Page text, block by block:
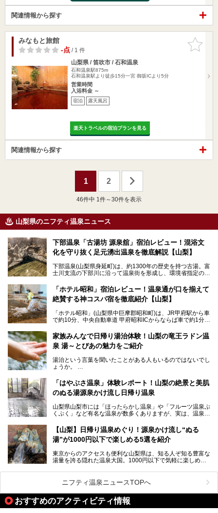
関連情報から探す
お気に入
りに追加
みなもと旅館
-点/ 1 件
山梨県 / 笛吹市 / 石和温泉
石和温泉駅875m
石和温泉駅より徒歩15分一宮 御坂ICより5分
営業時間
入浴料金 ～
宿泊 露天風呂
楽天トラベルの宿泊プランを見る
関連情報から探す
1 2
46件中 1件～30件を表示
山梨県のニフティ温泉ニュース
下部温泉「古湯坊 源泉舘」宿泊レビュー！混浴文
化を守り抜く足元湧出温泉を徹底解説【山梨】
下部温泉(山梨県身延町)は、約1300年の歴史を持つ古湯。富
士川支流の下部川に沿って温泉街を形成し、環境省指定の国
中でも「古湯坊 源泉舘」は、戦国時代に武田信玄公も療養
したと伝えられる名湯の宿。最大の特徴は、令和の現代にお
いても混浴文化が守られ、老若男女の分け隔て一切無く温泉
向にありますが、「古湯坊 源泉舘」では本来あるべき混浴
の姿が保たれている点に注目すべきでしょう。
今回は足元湧出の混浴温泉である「かくし湯大岩風呂」をは
じめ、湯治棟である「別館神泉」を中心に「古湯坊 源泉
舘」の全貌を徹底紹介します。
「ホテル昭和」宿泊レビュー！温泉通が口を揃えて
絶賛する神コスパ宿を徹底紹介【山梨】
「ホテル昭和」(山梨県中巨摩郡昭和町)は、JR甲府駅から車
で約10分、中央自動車道 甲府昭和ICからならば車で約1分の
から、一人泊でも6,000円台から宿泊可能です。
しかし、最大の魅力は“温泉そのもの”でしょう。自家源泉を
統の単純温泉は、入浴すると実にサッパリ爽快。日帰り入浴
不可なこともあり、全国の温泉ファンがこの温泉を求めて
では循環濾過の沸かし湯が一般的ですが、ここは本物の極上
温泉。まさに価格破壊と言えるクオリティです。
室や無料朝食などをご紹介。温泉通が口を揃えて絶賛する神
コスパ宿の全貌を徹底解説します！
家族みんなで日帰り湯治体験！山梨の竜王ラドン温
泉 湯～とぴあの魅力をご紹介
湯治という言葉を聞いたことがある人もいるのではないでし
ょうか。
なかなか体験できない、湯治体験が日帰りでできる温浴施設
が山梨にあります。
ぴあ」の魅力をご紹介します。
提供元：株式会社湯ーとぴあ【PR】
この記事は株式会社湯ーとぴあのPRレポート記事です。
「はやぶさ温泉」体験レポート！山梨の絶景と美肌
のぬる湯源泉かけ流し日帰り温泉
山梨県山梨市には「ほったらかし温泉」や「フルーツ温泉ぷ
くぷく」など有名な温泉が数多くありますが、実は、温泉マ
です。今回紹介する「はやぶさ温泉」も、そのひとつ。温泉
はもちろん、絶景や地元食材を活かしたグルメも堪能できま
す。
します。
【山梨】日帰り温泉めぐり！源泉かけ流し“ぬる
湯”が1000円以下で楽しめる5選を紹介
東京からのアクセスも便利な山梨県は、知る人ぞ知る豊富な
湯量を誇る隠れた温泉大国。1000円以下で気軽に楽しめ
も、これからの季節に嬉しい、じんわりと体の芯まで温ま
る“ぬる湯”が豊富なのも魅力。今回は、湯質も抜群で心ゆく
までリラックスできる山梨のお得な日帰り温泉を、実際体験
した感想と共に紹介します。
※ぬる湯とは35℃～39℃程度の体温に近いぬるめ温泉のこ
ニフティ温泉ニュースTOPへ
おすすめのアクティビティ情報